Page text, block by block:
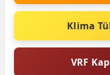
Klima
VRF